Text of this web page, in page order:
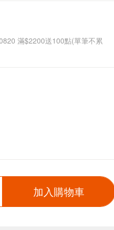
滿$2200送100點(單筆不累
加入購物車